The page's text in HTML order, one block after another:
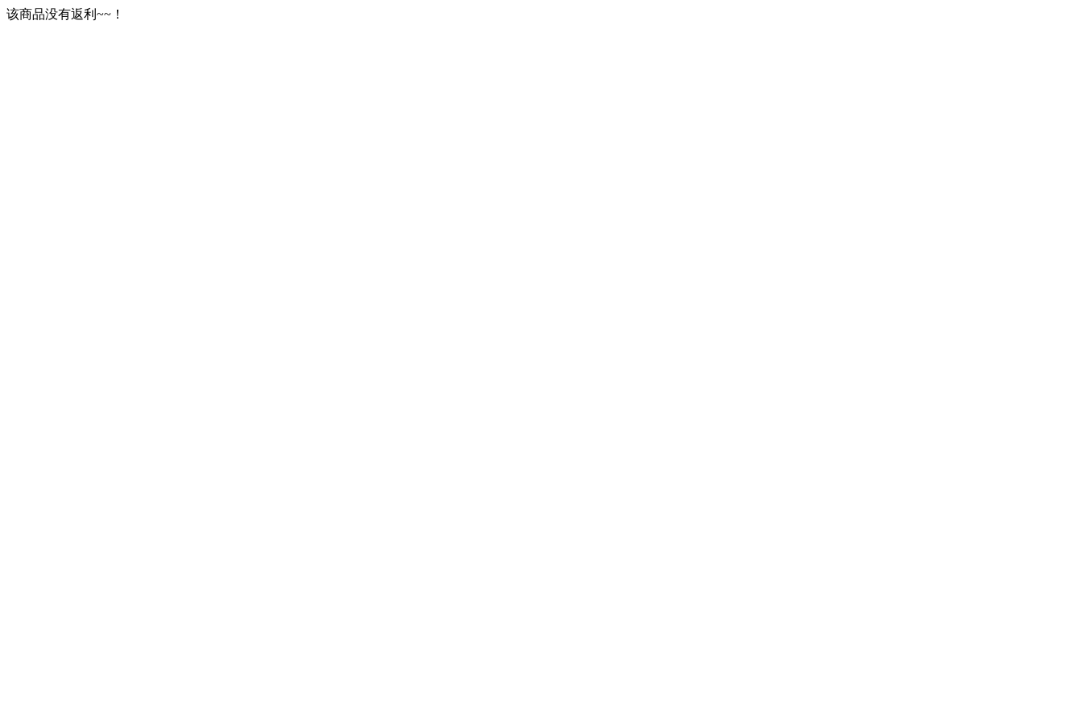
该商品没有返利~~！